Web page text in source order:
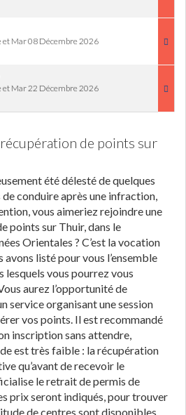
et Mar 08 Décembre 2026
et Mar 22 Décembre 2026
de points sur
été délesté de quelques
conduire après une infraction,
vous aimeriez rejoindre une
points sur Thuir, dans le
Orientales ? C’est la vocation
listé pour vous l’ensemble
lesquels vous pourrez vous
aurez l’opportunité de
service organisant une session
vos points. Il est recommandé
inscription sans attendre,
est très faible : la récupération
qu’avant de recevoir le
le retrait de permis de
prix seront indiqués, pour trouver
de centres sont disponibles,